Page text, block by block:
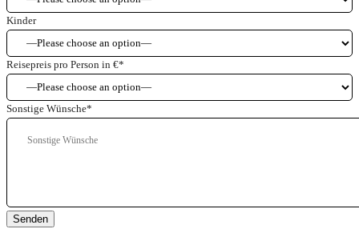
Kinder
Reisepreis pro Person in €*
Sonstige Wünsche*
Senden